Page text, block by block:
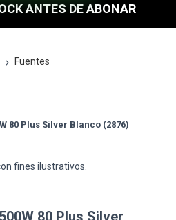
ANTES DE ABONAR
Fuentes
fines ilustrativos.
80 Plus Silver